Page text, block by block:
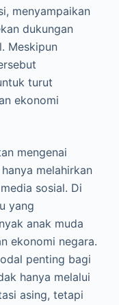
menyampaikan
dukungan
Meskipun
turut
ekonomi
mengenai
melahirkan
sosial. Di
yang
anak muda
ekonomi negara.
penting bagi
hanya melalui
asing, tetapi